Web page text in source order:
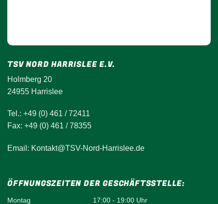
TSV NORD HARRISLEE E.V.
Holmberg 20
24955 Harrislee
Tel.: +49 (0) 461 / 72411
Fax: +49 (0) 461 / 78355
Email: Kontakt@TSV-Nord-Harrislee.de
ÖFFNUNGSZEITEN DER GESCHÄFTSSTELLE:
Montag 17:00 - 19:00 Uhr